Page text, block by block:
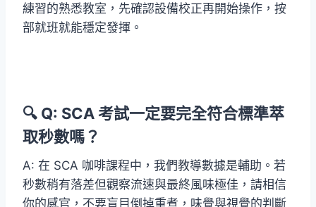
練習的熟悉教室，先確認設備校正再開始操作，按
部就班就能穩定發揮。
🔍 Q: SCA 考試一定要完全符合標準萃
取秒數嗎？
A: 在 SCA 咖啡課程中，我們教導數據是輔助。若
秒數稍有落差但觀察流速與最終風味極佳，請相信
你的感官，不要盲目倒掉重煮，味覺與視覺的判斷